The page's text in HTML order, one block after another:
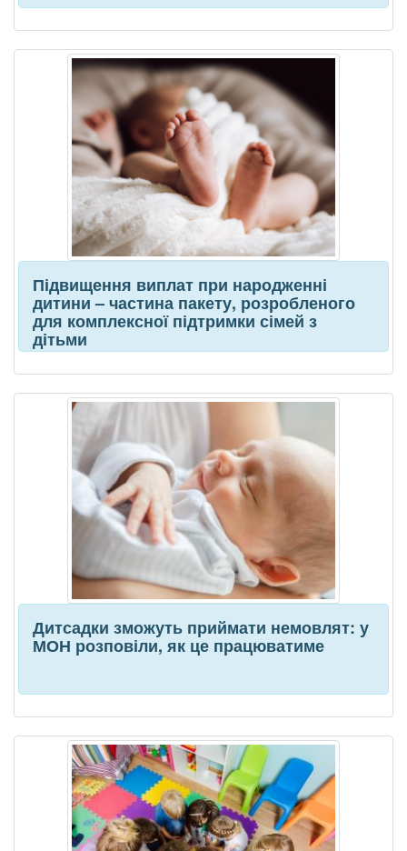
Підвищення виплат при народженні
дитини – частина пакету, розробленого
для комплексної підтримки сімей з
дітьми
Дитсадки зможуть приймати немовлят: у
МОН розповіли, як це працюватиме